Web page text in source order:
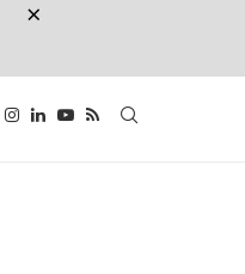
×